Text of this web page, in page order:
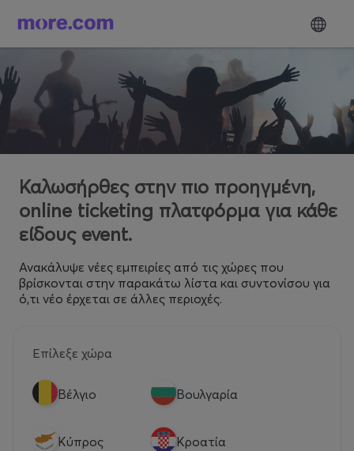
Καλωσήρθες στην πιο προηγμένη,
online ticketing πλατφόρμα για κάθε
είδους event.
Ανακάλυψε νέες εμπειρίες από τις χώρες που
βρίσκονται στην παρακάτω λίστα και συντονίσου για
ό,τι νέο έρχεται σε άλλες περιοχές.
Επίλεξε χώρα
Βέλγιο Βουλγαρία
Κύπρος Κροατία